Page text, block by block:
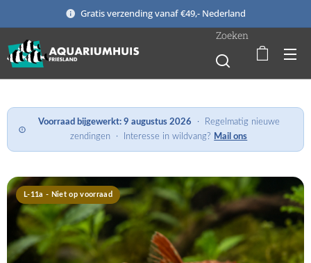
Gratis verzending vanaf €49,- Nederland
Zoeken
Voorraad bijgewerkt: 9 augustus 2026 · Regelmatig nieuwe
zendingen · Interesse in wildvang? Mail ons
L-11a - Niet op voorraad